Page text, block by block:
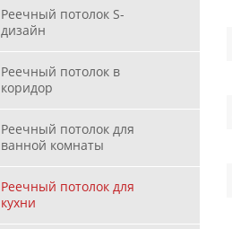
Реечный потолок S-
дизайн
Реечный потолок в
коридор
Реечный потолок для
ванной комнаты
Реечный потолок для
кухни